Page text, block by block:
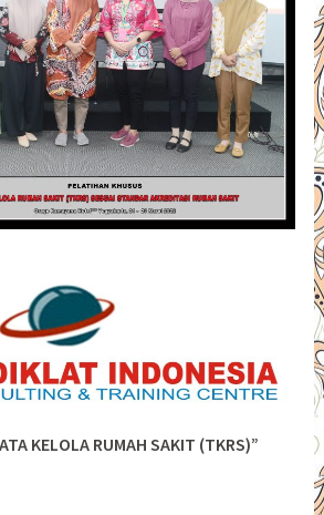
KELOLA RUMAH SAKIT (TKRS)”